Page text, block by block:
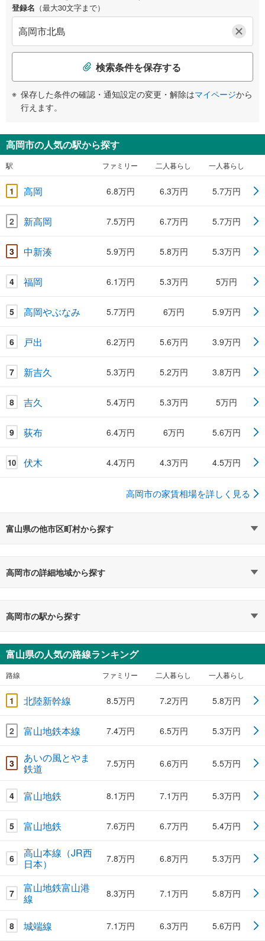
登録名 （最大30文字まで）
検索条件を保存する
保存した条件の確認・通知設定の変更・解除はマイページから
行えます。
高岡市の人気の駅から探す
駅 ファミリー 二人暮らし 一人暮らし
1 高岡 6.8万円 6.3万円 5.7万円
2 新高岡 7.5万円 6.7万円 5.7万円
3 中新湊 5.9万円 5.8万円 5.3万円
4 福岡 6.1万円 5.3万円 5万円
5 高岡やぶなみ 5.7万円 6万円 5.9万円
6 戸出 6.2万円 5.6万円 3.9万円
7 新吉久 5.3万円 5.2万円 3.8万円
8 吉久 5.4万円 5.3万円 5万円
9 荻布 6.4万円 6万円 5.6万円
10 伏木 4.4万円 4.3万円 4.5万円
高岡市の家賃相場を詳しく見る
富山県の他市区町村から探す
高岡市の詳細地域から探す
高岡市の駅から探す
富山県の人気の路線ランキング
路線 ファミリー 二人暮らし 一人暮らし
1 北陸新幹線 8.5万円 7.2万円 5.8万円
2 富山地鉄本線 7.4万円 6.5万円 5.3万円
3
あいの風とやま
鉄道
7.5万円 6.6万円 5.5万円
4 富山地鉄 8.1万円 7.1万円 5.3万円
5 富山地鉄 7.6万円 6.7万円 5.4万円
6
高山本線（JR西
日本）
7.8万円 6.8万円 5.3万円
7
富山地鉄富山港
線
8.3万円 7.1万円 5.8万円
8 城端線 7.1万円 6.3万円 5.6万円